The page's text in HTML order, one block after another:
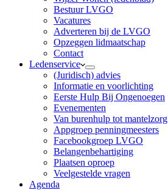
Bestuur LVGO
Vacatures
Adverteren bij de LVGO
Opzeggen lidmaatschap
Contact
Ledenservice
(Juridisch) advies
Informatie en voorlichting
Eerste Hulp Bij Ongenoegen
Evenementen
Van burenhulp tot mantelzorg
Appgroep penningmeesters
Facebookgroep LVGO
Belangenbehartiging
Plaatsen oproep
Veelgestelde vragen
Agenda